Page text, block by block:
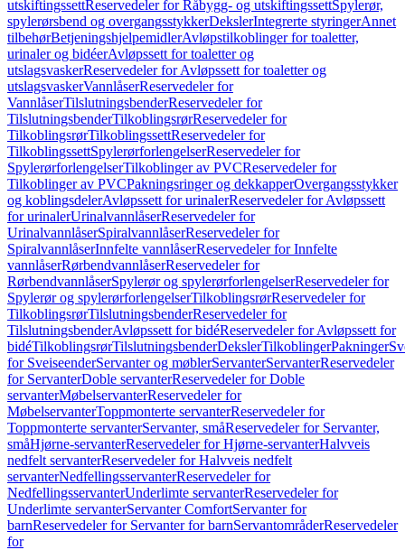
utskiftingssettReservedeler for Råbygg- og utskiftingssettSpylerør,
spylerørsbend og overgangsstykkerDekslerIntegrerte styringerAnnet
tilbehørBetjeningshjelpemidlerAvløpstilkoblinger for toaletter,
urinaler og bidéerAvløpssett for toaletter og
utslagsvaskerReservedeler for Avløpssett for toaletter og
utslagsvaskerVannlåserReservedeler for
VannlåserTilslutningsbenderReservedeler for
TilslutningsbenderTilkoblingsrørReservedeler for
TilkoblingsrørTilkoblingssettReservedeler for
TilkoblingssettSpylerørforlengelserReservedeler for
SpylerørforlengelserTilkoblinger av PVCReservedeler for
Tilkoblinger av PVCPakningsringer og dekkapperOvergangsstykker
og koblingsdelerAvløpssett for urinalerReservedeler for Avløpssett
for urinalerUrinalvannlåserReservedeler for
UrinalvannlåserSpiralvannlåserReservedeler for
SpiralvannlåserInnfelte vannlåserReservedeler for Innfelte
vannlåserRørbendvannlåserReservedeler for
RørbendvannlåserSpylerør og spylerørforlengelserReservedeler for
Spylerør og spylerørforlengelserTilkoblingsrørReservedeler for
TilkoblingsrørTilslutningsbenderReservedeler for
TilslutningsbenderAvløpssett for bidéReservedeler for Avløpssett for
bidéTilkoblingsrørTilslutningsbenderDekslerTilkoblingerPakninger
for SveiseenderServanter og møblerServanterServanterReservedeler
for ServanterDoble servanterReservedeler for Doble
servanterMøbelservanterReservedeler for
MøbelservanterToppmonterte servanterReservedeler for
Toppmonterte servanterServanter, småReservedeler for Servanter,
småHjørne-servanterReservedeler for Hjørne-servanterHalvveis
nedfelt servanterReservedeler for Halvveis nedfelt
servanterNedfellingsservanterReservedeler for
NedfellingsservanterUnderlimte servanterReservedeler for
Underlimte servanterServanter ComfortServanter for
barnReservedeler for Servanter for barnServantområderReservedeler
for